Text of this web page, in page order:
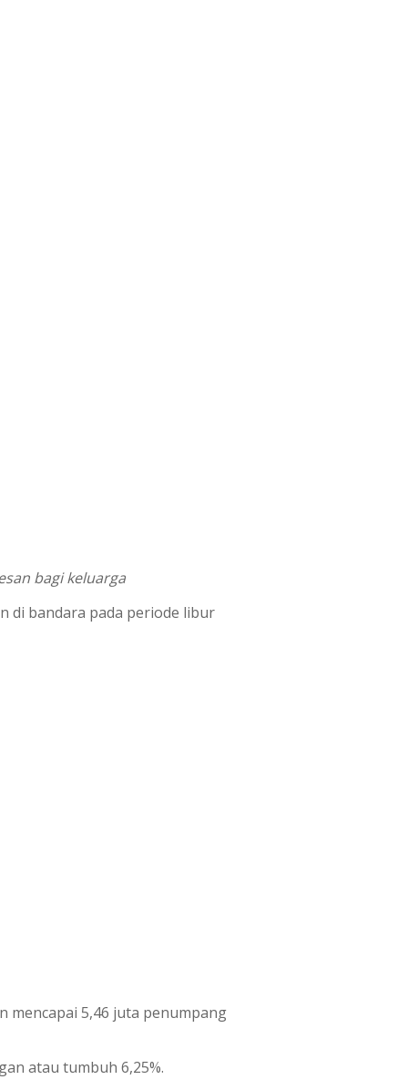
bagi keluarga
di bandara pada periode libur
mencapai 5,46 juta penumpang
atau tumbuh 6,25%.